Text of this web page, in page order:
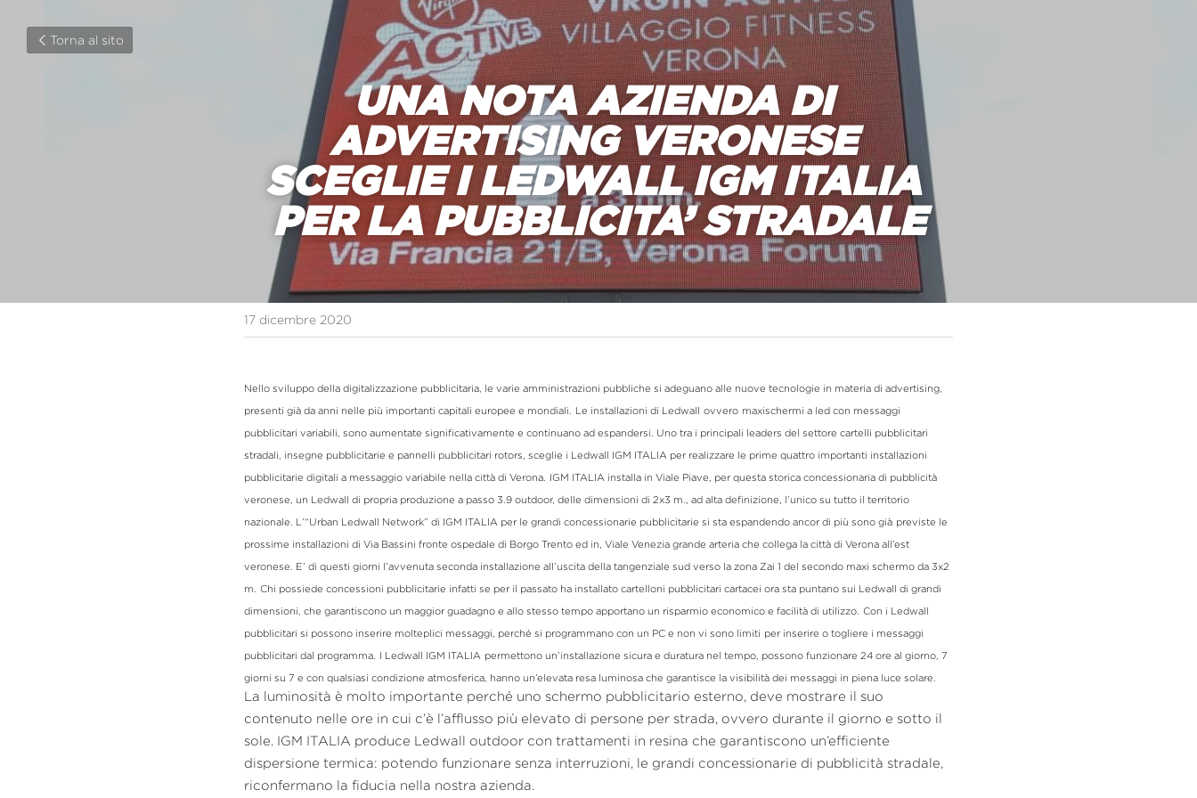
Torna al sito
UNA NOTA AZIENDA DI
ADVERTISING VERONESE
SCEGLIE I LEDWALL IGM ITALIA
PER LA PUBBLICITA’ STRADALE
17 dicembre 2020
Nello sviluppo della digitalizzazione pubblicitaria, le varie amministrazioni pubbliche si adeguano alle nuove tecnologie in materia di advertising,
presenti già da anni nelle più importanti capitali europee e mondiali. Le installazioni di Ledwall ovvero maxischermi a led con messaggi
pubblicitari variabili, sono aumentate significativamente e continuano ad espandersi. Uno tra i principali leaders del settore cartelli pubblicitari
stradali, insegne pubblicitarie e pannelli pubblicitari rotors, sceglie i Ledwall IGM ITALIA per realizzare le prime quattro importanti installazioni
pubblicitarie digitali a messaggio variabile nella città di Verona. IGM ITALIA installa in Viale Piave, per questa storica concessionaria di pubblicità
veronese, un Ledwall di propria produzione a passo 3.9 outdoor, delle dimensioni di 2x3 m., ad alta definizione, l’unico su tutto il territorio
nazionale. L’“Urban Ledwall Network” di IGM ITALIA per le grandi concessionarie pubblicitarie si sta espandendo ancor di più sono già previste le
prossime installazioni di Via Bassini fronte ospedale di Borgo Trento ed in, Viale Venezia grande arteria che collega la città di Verona all’est
veronese. E’ di questi giorni l’avvenuta seconda installazione all’uscita della tangenziale sud verso la zona Zai 1 del secondo maxi schermo da 3x2
m. Chi possiede concessioni pubblicitarie infatti se per il passato ha installato cartelloni pubblicitari cartacei ora sta puntano sui Ledwall di grandi
dimensioni, che garantiscono un maggior guadagno e allo stesso tempo apportano un risparmio economico e facilità di utilizzo. Con i Ledwall
pubblicitari si possono inserire molteplici messaggi, perché si programmano con un PC e non vi sono limiti per inserire o togliere i messaggi
pubblicitari dal programma. I Ledwall IGM ITALIA permettono un’installazione sicura e duratura nel tempo, possono funzionare 24 ore al giorno, 7
La luminosità è molto importante perché uno schermo pubblicitario esterno, deve mostrare il suo
contenuto nelle ore in cui c’è l’afflusso più elevato di persone per strada, ovvero durante il giorno e sotto il
sole. IGM ITALIA produce Ledwall outdoor con trattamenti in resina che garantiscono un’efficiente
dispersione termica: potendo funzionare senza interruzioni, le grandi concessionarie di pubblicità stradale,
riconfermano la fiducia nella nostra azienda.